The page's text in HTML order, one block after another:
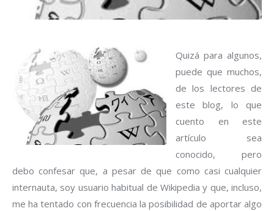
Quizá para algunos,
puede que muchos,
de los lectores de
este blog, lo que
cuento en este
artículo sea
conocido, pero
debo confesar que, a pesar de que como casi cualquier
internauta, soy usuario habitual de Wikipedia y que, incluso,
me ha tentado con frecuencia la posibilidad de aportar algo